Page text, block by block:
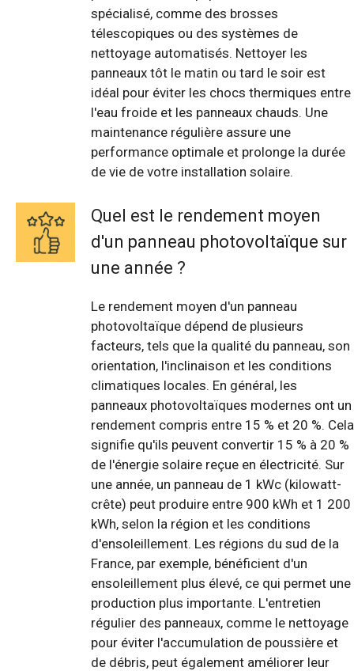
spécialisé, comme des brosses
télescopiques ou des systèmes de
nettoyage automatisés. Nettoyer les
panneaux tôt le matin ou tard le soir est
idéal pour éviter les chocs thermiques entre
l'eau froide et les panneaux chauds. Une
maintenance régulière assure une
performance optimale et prolonge la durée
de vie de votre installation solaire.
Quel est le rendement moyen
d'un panneau photovoltaïque sur
une année ?
Le rendement moyen d'un panneau
photovoltaïque dépend de plusieurs
facteurs, tels que la qualité du panneau, son
orientation, l'inclinaison et les conditions
climatiques locales. En général, les
panneaux photovoltaïques modernes ont un
rendement compris entre 15 % et 20 %. Cela
signifie qu'ils peuvent convertir 15 % à 20 %
de l'énergie solaire reçue en électricité. Sur
une année, un panneau de 1 kWc (kilowatt-
crête) peut produire entre 900 kWh et 1 200
kWh, selon la région et les conditions
d'ensoleillement. Les régions du sud de la
France, par exemple, bénéficient d'un
ensoleillement plus élevé, ce qui permet une
production plus importante. L'entretien
régulier des panneaux, comme le nettoyage
pour éviter l'accumulation de poussière et
de débris, peut également améliorer leur